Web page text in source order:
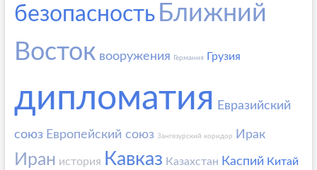
безопасность Ближний
Восток вооружения Германия Грузия
дипломатия Евразийский
союз Европейский союз Зангезурский коридор Ирак
Иран история Кавказ Казахстан Каспий Китай